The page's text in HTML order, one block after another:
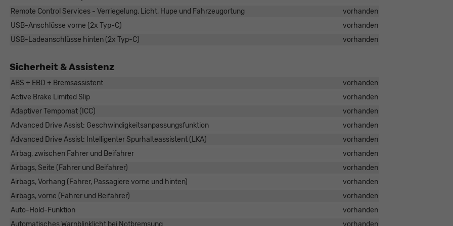
Remote Control Services - Verriegelung, Licht, Hupe und Fahrzeugortung
vorhanden
USB-Anschlüsse vorne (2x Typ-C)
vorhanden
USB-Ladeanschlüsse hinten (2x Typ-C)
vorhanden
Sicherheit & Assistenz
ABS + EBD + Bremsassistent
vorhanden
Active Brake Limited Slip
vorhanden
Adaptiver Tempomat (ICC)
vorhanden
Advanced Drive Assist: Geschwindigkeitsanpassungsfunktion
vorhanden
Advanced Drive Assist: Intelligenter Spurhalteassistent (LKA)
vorhanden
Airbag, zwischen Fahrer und Beifahrer
vorhanden
Airbags, Seite (Fahrer und Beifahrer)
vorhanden
Airbags, Vorhang (Fahrer, Passagiere vorne und hinten)
vorhanden
Airbags, vorne (Fahrer und Beifahrer)
vorhanden
Auto-Hold-Funktion
vorhanden